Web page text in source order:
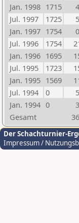
Jan. 1998 1715 4
Jul. 1997
1725 5
Jan. 1997 1754 0
Jul. 1996
1754
Jan. 1996 1695
Jul. 1995
1723
Jan. 1995 1569
Jul. 1994
0 5
Jan. 1994 0 3
Gesamt
Der Schachturnier-
Impressum /